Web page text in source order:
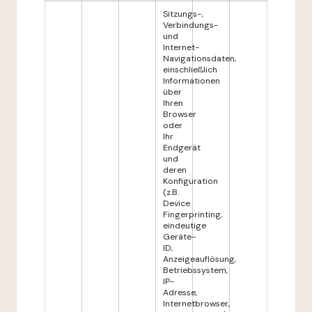
Sitzungs-,
Verbindungs-
und
Internet-
Navigationsdaten,
einschließlich
Informationen
über
Ihren
Browser
oder
Ihr
Endgerät
und
deren
Konfiguration
(z.B.
Device
Fingerprinting,
eindeutige
Geräte-
ID,
Anzeigeauflösung,
Betriebssystem,
IP-
Adresse,
Internetbrowser,